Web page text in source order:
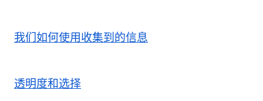
我们如何使用收集到的信息
透明度和选择